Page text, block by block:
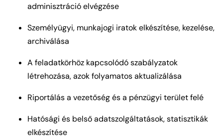
adminisztráció elvégzése
Személyügyi, munkajogi iratok elkészítése, kezelése,
archiválása
A feladatkörhöz kapcsolódó szabályzatok
létrehozása, azok folyamatos aktualizálása
Riportálás a vezetőség és a pénzügyi terület felé
Hatósági és belső adatszolgáltatások, statisztikák
elkészítése